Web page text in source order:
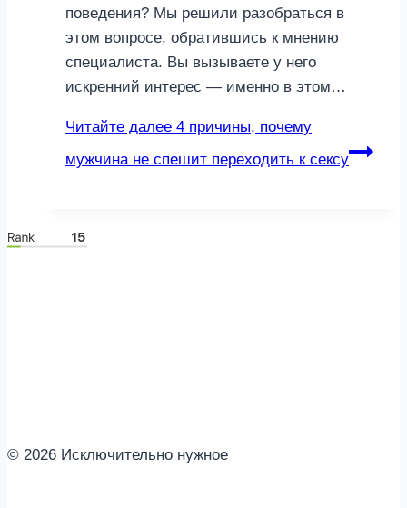
поведения? Мы решили разобраться в
этом вопросе, обратившись к мнению
специалиста. Вы вызываете у него
искренний интерес — именно в этом…
Читайте далее 4 причины, почему
мужчина не спешит переходить к сексу
© 2026 Исключительно нужное